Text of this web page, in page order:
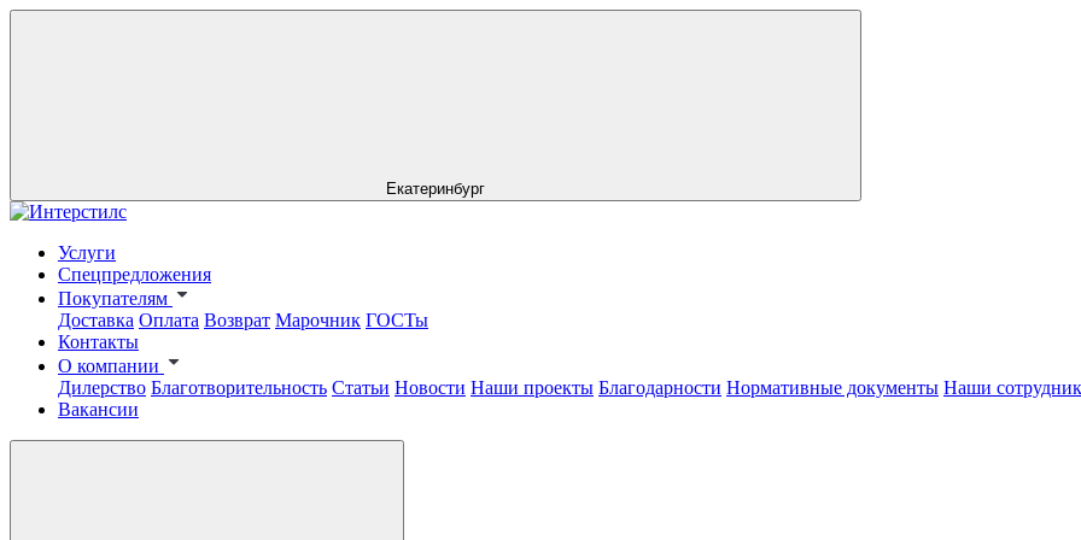
Екатеринбург
Услуги
Спецпредложения
Покупателям
Доставка Оплата Возврат Марочник ГОСТы
Контакты
О компании
Дилерство Благотворительность Статьи Новости Наши проекты Благодарности Нормативные документы Наши
Вакансии